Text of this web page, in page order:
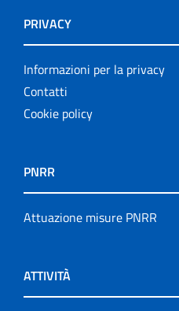
PRIVACY
Informazioni per la privacy
Contatti
Cookie policy
PNRR
Attuazione misure PNRR
ATTIVITÀ